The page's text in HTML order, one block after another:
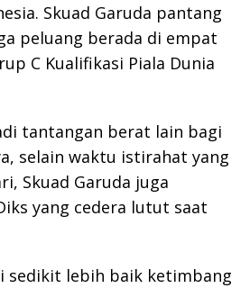
Skuad Garuda pantang
peluang berada di empat
C Kualifikasi Piala Dunia
tantangan berat lain bagi
selain waktu istirahat yang
Skuad Garuda juga
yang cedera lutut saat
sedikit lebih baik ketimbang